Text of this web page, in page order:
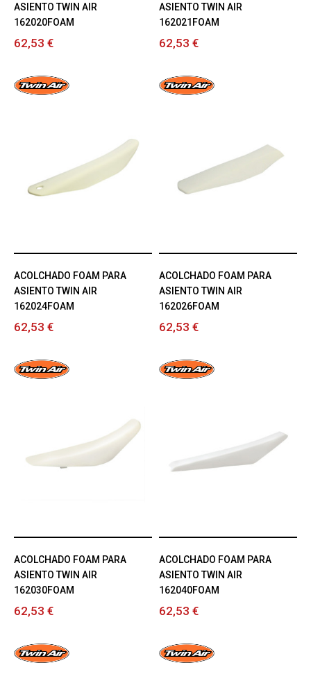
ASIENTO TWIN AIR
162020FOAM
62,53 €
ASIENTO TWIN AIR
162021FOAM
62,53 €
ACOLCHADO FOAM PARA
ASIENTO TWIN AIR
162024FOAM
62,53 €
ACOLCHADO FOAM PARA
ASIENTO TWIN AIR
162026FOAM
62,53 €
ACOLCHADO FOAM PARA
ASIENTO TWIN AIR
162030FOAM
62,53 €
ACOLCHADO FOAM PARA
ASIENTO TWIN AIR
162040FOAM
62,53 €